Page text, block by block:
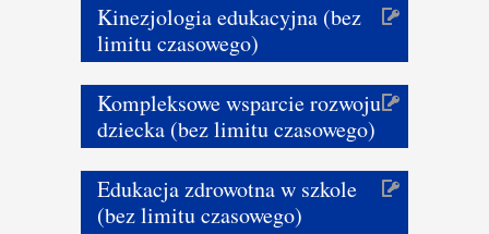
Kinezjologia edukacyjna (bez
limitu czasowego)
Kompleksowe wsparcie rozwoju
dziecka (bez limitu czasowego)
Edukacja zdrowotna w szkole
(bez limitu czasowego)